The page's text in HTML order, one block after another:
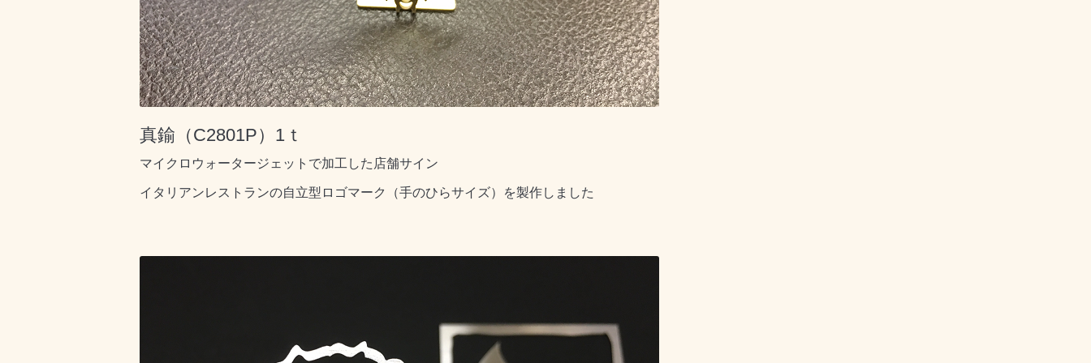
真鍮（C2801P）1ｔ
マイクロウォータージェットで加工した店舗サイン
イタリアンレストランの自立型ロゴマーク（手のひらサイズ）を製作しました